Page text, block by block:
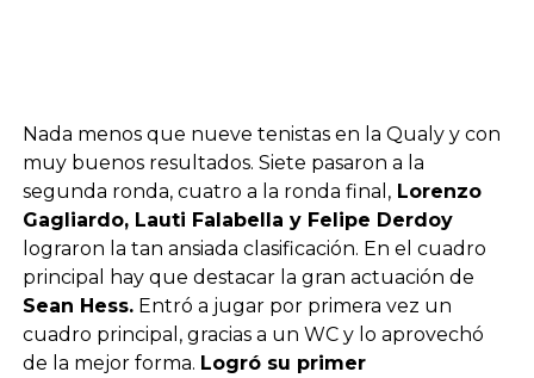
Nada menos que nueve tenistas en la Qualy y con
muy buenos resultados. Siete pasaron a la
segunda ronda, cuatro a la ronda final,Lorenzo
Gagliardo, Lauti Falabella y Felipe Derdoy
lograron la tan ansiada clasificación. En el cuadro
principal hay que destacar la gran actuación de
Sean Hess.Entró a jugar por primera vez un
cuadro principal, gracias a un WC y lo aprovechó
de la mejor forma. Logró su primer